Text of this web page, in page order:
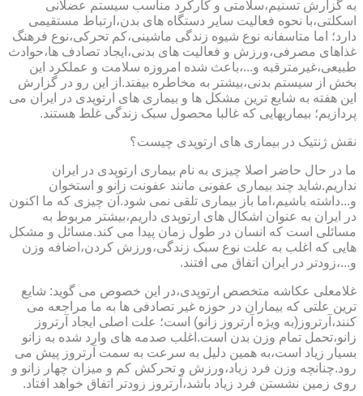
به گزارش تسنیم،سلامتی و کارکرد مناسب سیستم عضلانی
اسکلتی،با نحوه فعالیت سایر دستگاه های بدن،ارتباط مستقیمی
دارد؛ اما متاسفانه نوع شیوه زندگی ماشینی،کم تحرکی،نوع فرهنگ
غذاهای مصرفی،ورزش و فعالیت های بدنی،ایجاد تصادف ها،حوادث
طبیعی،غیرمترقبه و...،باعث شده امروزه سلامت و عملکرد این
بخش از سیستم بدنی،بیشتر به مخاطره بیفتد.از این رو در گزارش
این هفته به شایع ترین مشکل ها و بیماری های ارتوپدی در ایران می
پردازیم؛ بیماریهایی که غالبا محصول سبک زندگی غلط هستند.
نقش ژنتیک در بیماری های ارتوپدی چیست؟
ما در حال حاضر اصلا چیزی به نام بیماری ارتوپدی در ایران
نداریم.شاید چند بیماری عفونی مانند عفونت زانو و استخوان
و...داشته باشیم،اما باز بیماری تلقی نمی شود.آن چیزی که ما اکنون
در ایران به عنوان اشکال های ارتوپدی داریم،بیشتر مربوط به
مسائلی است که انسان در طول زمان پیدا می کند.مسائل و مشکل
هایی که اغلب به علت نوع سبک زندگی،ورزش کردن،اضافه وزن
و...،زودتر در ایران اتفاق می افتند.
غلامعلی عکاشه متخصص ارتوپدی،در این خصوص می گوید: شایع
ترین علتی که بیماران در حوزه غیر تصادفی ها به ما مراجعه می
کنند،آرتروز(به ویژه آرتروز زانو) است؛ علت اصلی ایجاد آرتروز
زانو،تحمل تمام وزن بدن است.اغلب صدمه های وارد شده به زانو
بسیار زیاد است،به همین دلیل به سرعت به سمت آرتروز پیش می
رود.چنانچه وزن فرد زیاد،ورزش و تحرکش کم و میزان چهار زانو و
روی زمین نشستن فرد زیاد باشد،آرتروز زودتر اتفاق خواهد افتاد.